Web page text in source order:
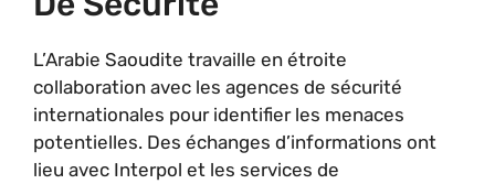
L’Arabie Saoudite travaille en étroite
collaboration avec les agences de sécurité
internationales pour identifier les menaces
potentielles. Des échanges d’informations ont
lieu avec Interpol et les services de